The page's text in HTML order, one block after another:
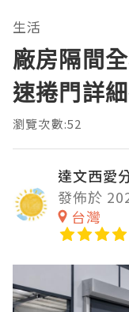
生活
廠房隔間
速捲門詳
瀏覽次數:52
達文西愛
發佈於
台灣